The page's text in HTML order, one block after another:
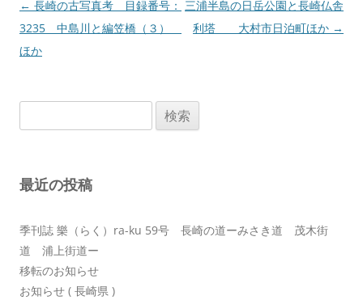
投
稿
ナ
ン
← 長崎の古写真考 目録番号：
3235 中島川と編笠橋（３）
ほか
三浦半島の日岳公園と長崎仏舎
利塔 大村市日泊町ほか →
索:
最近の投稿
季刊誌 樂（らく）ra-ku 59号 長崎の道ーみさき道 茂木街
道 浦上街道ー
移転のお知らせ
お知らせ ( 長崎県 )